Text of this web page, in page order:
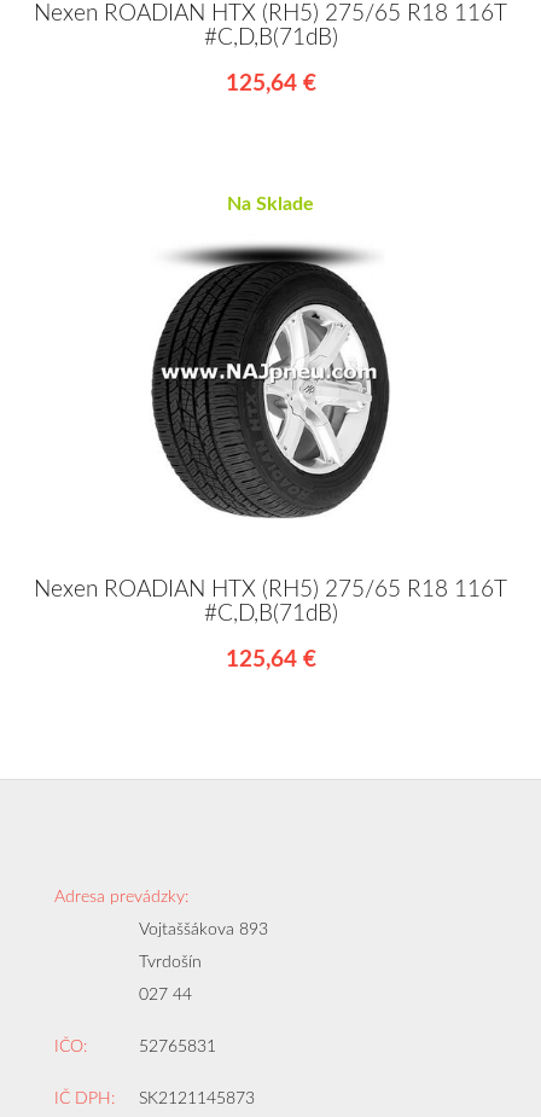
Nexen ROADIAN HTX (RH5) 275/65 R18 116T
#C,D,B(71dB)
125,64 €
Na Sklade
Nexen ROADIAN HTX (RH5) 275/65 R18 116T
#C,D,B(71dB)
125,64 €
Adresa prevádzky:
Vojtaššákova 893
Tvrdošín
027 44
IČO: 52765831
IČ DPH: SK2121145873